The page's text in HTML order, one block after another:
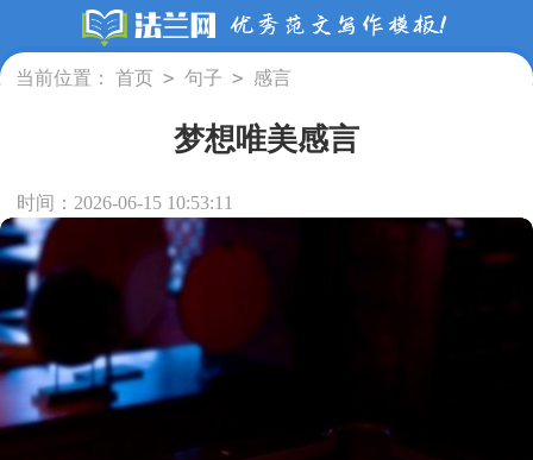
当前位置： 首页 > 句子 > 感言
梦想唯美感言
时间：2026-06-15 10:53:11